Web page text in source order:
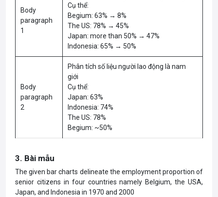
Body
paragraph
1
Cụ thể:
Begium: 63% → 8%
The US: 78% → 45%
Japan: more than 50% → 47%
Indonesia: 65% → 50%
Body
paragraph
2
Phân tích số liệu người lao động là nam
giới
Cụ thể:
Japan: 63%
Indonesia: 74%
The US: 78%
Begium: ~50%
3. Bài mẫu
The given bar charts delineate the employment proportion of
senior citizens in four countries namely Belgium, the USA,
Japan, and Indonesia in 1970 and 2000